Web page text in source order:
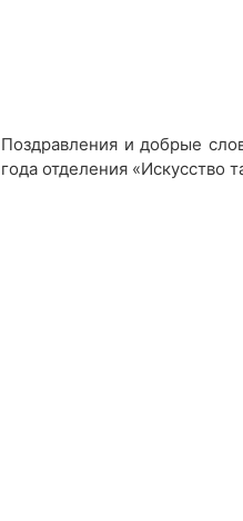
Поздравления и добрые
года отделения «Искусство